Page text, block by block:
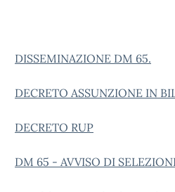
DISSEMINAZIONE DM 65.
DECRETO ASSUNZIONE IN
DECRETO RUP
DM 65 - AVVISO DI